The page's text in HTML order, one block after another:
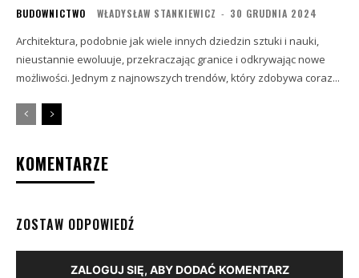
BUDOWNICTWO WŁADYSŁAW STANKIEWICZ - 30 GRUDNIA 2024
Architektura, podobnie jak wiele innych dziedzin sztuki i nauki,
nieustannie ewoluuje, przekraczając granice i odkrywając nowe
możliwości. Jednym z najnowszych trendów, który zdobywa coraz...
KOMENTARZE
ZOSTAW ODPOWIEDŹ
ZALOGUJ SIĘ, ABY DODAĆ KOMENTARZ